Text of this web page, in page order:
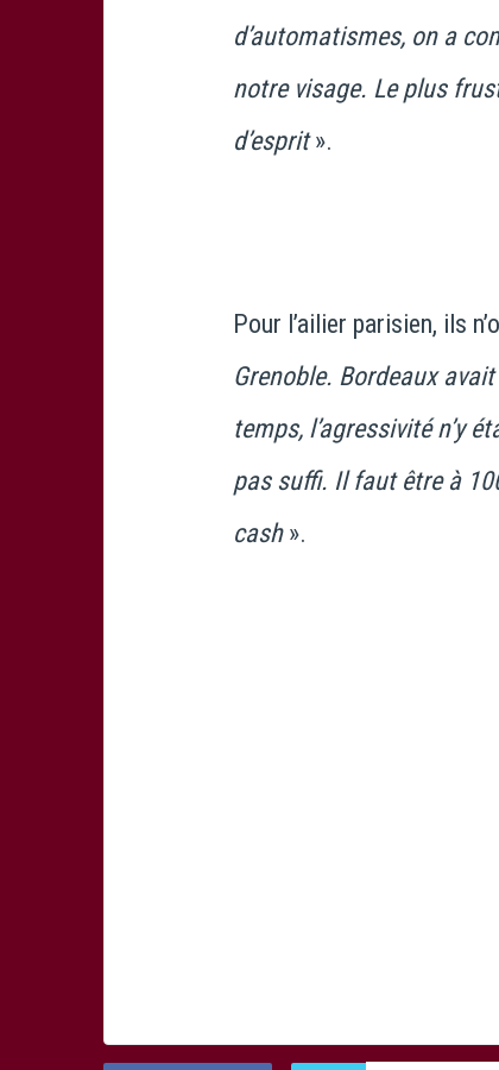
d’automatismes, on a
notre visage. Le plus
d’esprit».
Pour l’ailier parisien, ils
Grenoble. Bordeaux
temps, l’agressivité n’y
pas suffi. Il faut être à
cash ».